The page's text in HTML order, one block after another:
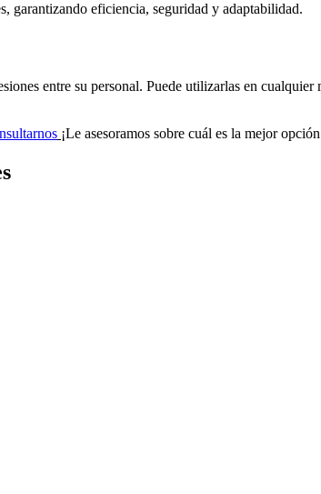
garantizando eficiencia, seguridad y adaptabilidad.
entre su personal. Puede utilizarlas en
¡Le asesoramos sobre cuál es la mejor